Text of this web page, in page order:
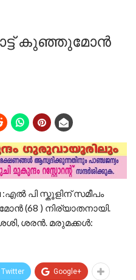
കുഞ്ഞുമോൻ
പി സ്കൂളിന് സമീപം
(68 ) നിര്യാതനായി.
ശശി, ശരൻ. മരുമക്കൾ:
Twitter Google+